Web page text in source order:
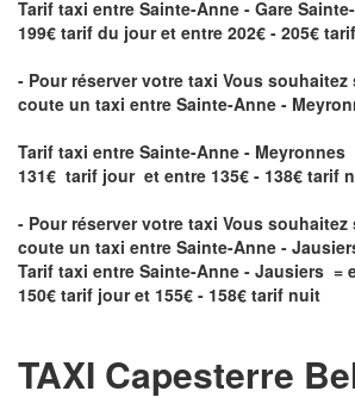
Tarif taxi entre Sainte-Anne - Gare
199€ tarif du jour et entre 202€ - 205€
- Pour réserver votre taxi Vous souhaitez
coute un taxi entre Sainte-Anne -
Tarif taxi entre Sainte-Anne -
131€ tarif jour et entre 135€ - 138€ tarif
- Pour réserver votre taxi Vous souhaitez
coute un taxi entre Sainte-Anne -
Tarif taxi entre Sainte-Anne - Jausiers =
150€ tarif jour et 155€ - 158€ tarif nuit
TAXI Capesterre